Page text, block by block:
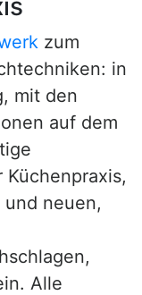
zum
in
mit den
auf dem
neuen,
Alle